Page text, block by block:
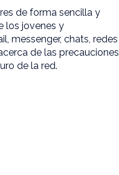
de forma sencilla y
los jovenes y
messenger, chats, redes
de las precauciones
de la red.